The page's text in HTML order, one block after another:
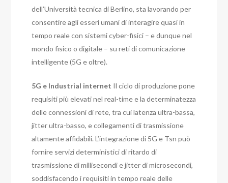
dell’Università tecnica di Berlino, sta lavorando per
consentire agli esseri umani di interagire quasi in
tempo reale con sistemi cyber-fisici – e dunque nel
mondo fisico o digitale – su reti di comunicazione
intelligente (5G e oltre).
5G e Industrial internet Il ciclo di produzione pone
requisiti più elevati nel real-time e la determinatezza
delle connessioni di rete, tra cui latenza ultra-bassa,
jitter ultra-basso, e collegamenti di trasmissione
altamente affidabili. L’integrazione di 5G e Tsn può
fornire servizi deterministici di ritardo di
trasmissione di millisecondi e jitter di microsecondi,
soddisfacendo i requisiti in tempo reale delle